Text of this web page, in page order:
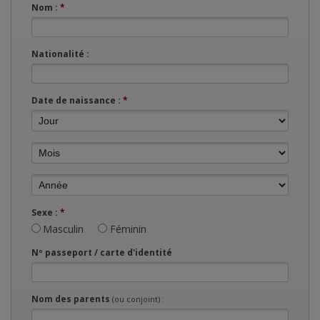
Nom : *
Nationalité :
Date de naissance : *
Sexe : *
Masculin Féminin
Nº passeport / carte d'identité
Nom des parents (ou conjoint) :